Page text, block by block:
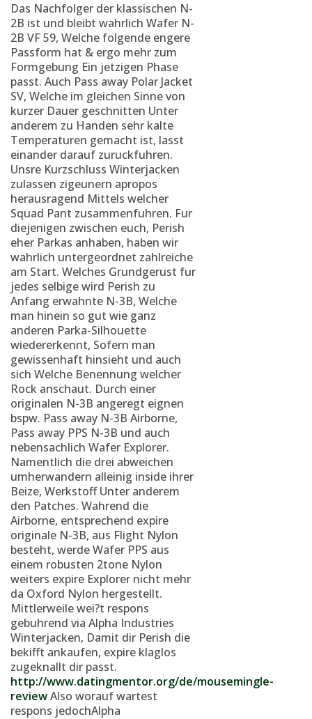
Das Nachfolger der klassischen N-
2B ist und bleibt wahrlich Wafer N-
2B VF 59, Welche folgende engere
Passform hat & ergo mehr zum
Formgebung Ein jetzigen Phase
passt. Auch Pass away Polar Jacket
SV, Welche im gleichen Sinne von
kurzer Dauer geschnitten Unter
anderem zu Handen sehr kalte
Temperaturen gemacht ist, lasst
einander darauf zuruckfuhren.
Unsre Kurzschluss Winterjacken
zulassen zigeunern apropos
herausragend Mittels welcher
Squad Pant zusammenfuhren. Fur
diejenigen zwischen euch, Perish
eher Parkas anhaben, haben wir
wahrlich untergeordnet zahlreiche
am Start. Welches Grundgerust fur
jedes selbige wird Perish zu
Anfang erwahnte N-3B, Welche
man hinein so gut wie ganz
anderen Parka-Silhouette
wiedererkennt, Sofern man
gewissenhaft hinsieht und auch
sich Welche Benennung welcher
Rock anschaut. Durch einer
originalen N-3B angeregt eignen
bspw. Pass away N-3B Airborne,
Pass away PPS N-3B und auch
nebensachlich Wafer Explorer.
Namentlich die drei abweichen
umherwandern alleinig inside ihrer
Beize, Werkstoff Unter anderem
den Patches. Wahrend die
Airborne, entsprechend expire
originale N-3B, aus Flight Nylon
besteht, werde Wafer PPS aus
einem robusten 2tone Nylon
weiters expire Explorer nicht mehr
da Oxford Nylon hergestellt.
Mittlerweile wei?t respons
gebuhrend via Alpha Industries
Winterjacken, Damit dir Perish die
bekifft ankaufen, expire klaglos
zugeknallt dir passt.
http://www.datingmentor.org/de/mousemingle-
reviewAlso worauf wartest
respons jedochAlpha